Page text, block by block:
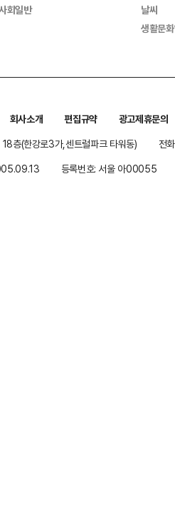
회일반
날씨
생활문
회사소개 편집규약
광고제휴문의
층(한강로3가,센트럴파크 타워동)
전
등록번호: 서울 아00055